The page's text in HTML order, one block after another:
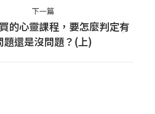
篇
文
章：
下一篇
下
一
篇
的心靈課程，要怎麼判定有
題還是沒問題？(上)